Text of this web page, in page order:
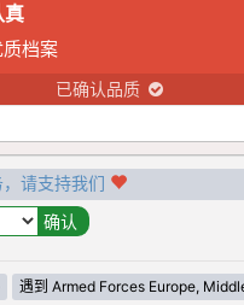
真
档案
已确认品质
请支持我们
遇到 Armed Forces Europe,